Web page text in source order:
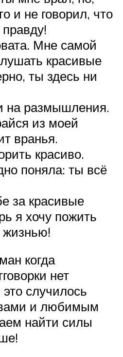
и не говорил, что
правду!
Мне самой
красивые
ты здесь ни
на размышления.
из моей
вранья.
красиво.
поняла: ты всё
за красивые
я хочу пожить
жизнью!
когда
нет
случилось
и любимым
найти силы